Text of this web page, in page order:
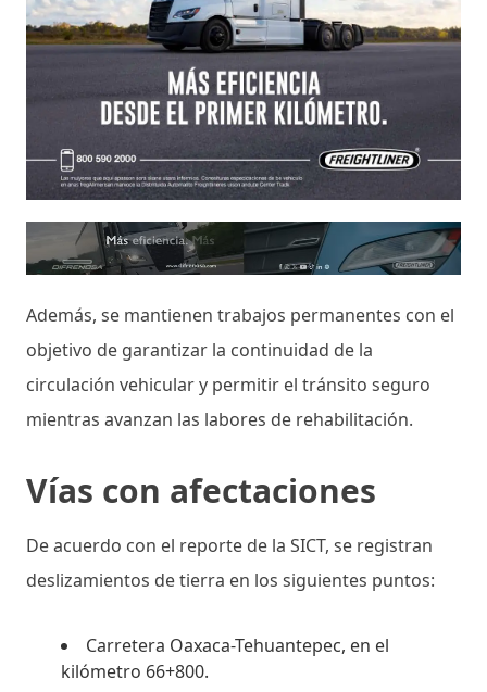
Además, se mantienen trabajos permanentes con el
objetivo de garantizar la continuidad de la
circulación vehicular y permitir el tránsito seguro
mientras avanzan las labores de rehabilitación.
Vías con afectaciones
De acuerdo con el reporte de la SICT, se registran
deslizamientos de tierra en los siguientes puntos:
Carretera Oaxaca-Tehuantepec, en el
kilómetro 66+800.